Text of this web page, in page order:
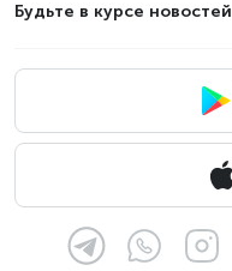
Будьте в курсе новостей